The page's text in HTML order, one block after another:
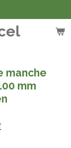
manche
mm